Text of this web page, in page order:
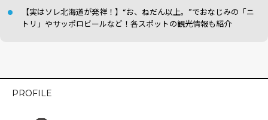
【実はソレ北海道が発祥！】“お、ねだん以上。”でおなじみの「ニ
トリ」やサッポロビールなど！各スポットの観光情報も紹介
PROFILE